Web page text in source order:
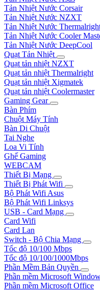
Tản Nhiệt Nước Corsair
Tản Nhiệt Nước NZXT
Tản Nhiệt Nước
Tản Nhiệt Nước Cooler
Tản Nhiệt Nước DeepCool
Quạt Tản Nhiệt
Quạt tản nhiệt NZXT
Quạt tản nhiệt Thermalright
Quạt tản nhiệt Xigmatek
Quạt tản nhiệt Coolermaster
Gaming Gear
Bàn Phím
Chuột Máy Tính
Bàn Di Chuột
Tai Nghe
Loa Vi Tính
Ghế Gaming
WEBCAM
Thiết Bị Mạng
Thiết Bị Phát Wifi
Bộ Phát Wifi Asus
Bộ Phát Wifi Linksys
USB - Card Mạng
Card Wifi
Card Lan
Switch - Bộ Chia Mạng
Tốc độ 10/100 Mbps
Tốc độ 10/100/1000Mbps
Phần Mềm Bản Quyền
Phần mềm Microsoft
Phần mềm Microsoft Office